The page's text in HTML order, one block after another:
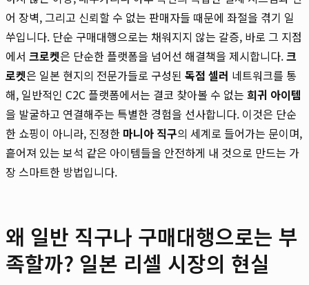
어 장벽, 그리고 신뢰할 수 없는 판매자들 때문에 좌절을 겪기 일
쑤입니다. 단순 구매대행으로는 채워지지 않는 갈증, 바로 그 지점
에서 크로켓은 단순한 플랫폼을 넘어선 해결책을 제시합니다.크
로켓은 일본 현지의 전문가들로 구성된 독점 셀러 네트워크를 통
해, 일반적인 C2C 플랫폼에서는 결코 찾아볼 수 없는 희귀 아이템
을 발굴하고 연결해주는 특별한 경험을 선사합니다. 이것은 단순
한 쇼핑이 아니라, 진정한 마니아 직구의 세계로 들어가는 문이며,
흩어져 있는 보석 같은 아이템들을 안전하게 내 것으로 만드는 가
장 스마트한 방법입니다.
왜 일반 직구나 구매대행으로는 부
족할까? 일본 리셀 시장의 현실